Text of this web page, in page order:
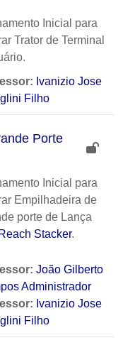
Inicial para
Trator de Terminal
Ivanizio Jose
Filho
Porte
Inicial para
Empilhadeira de
porte de Lança
Reach Stacker.
João Gilberto
Administrador
Ivanizio Jose
Filho